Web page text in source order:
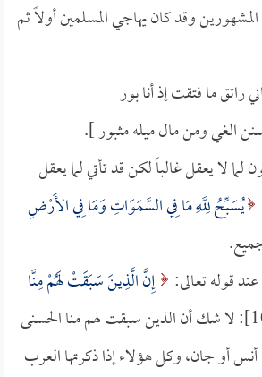
وقد كان يهاجي المسلمين أولاً ثم
راتق ما فتقت إذ أنا بور
الغي ومن مال ميله مثبور ].
لا يعقل غالباً لكن قد تأتي لما يعقل
يُسَبِّحُ لِلَّهِ مَا فِي السَّمَوَاتِ وَمَا فِي الأَرْضِ
عند قوله تعالى:
إِنَّ الَّذِينَ سَبَقَتْ لَهُمْ مِنَّا
[الأنبياء:101]: لا شك أن الذين سبقت لهم منا الحسنى
أنس أو جان، وكل هؤلاء إذا ذكرتها العرب